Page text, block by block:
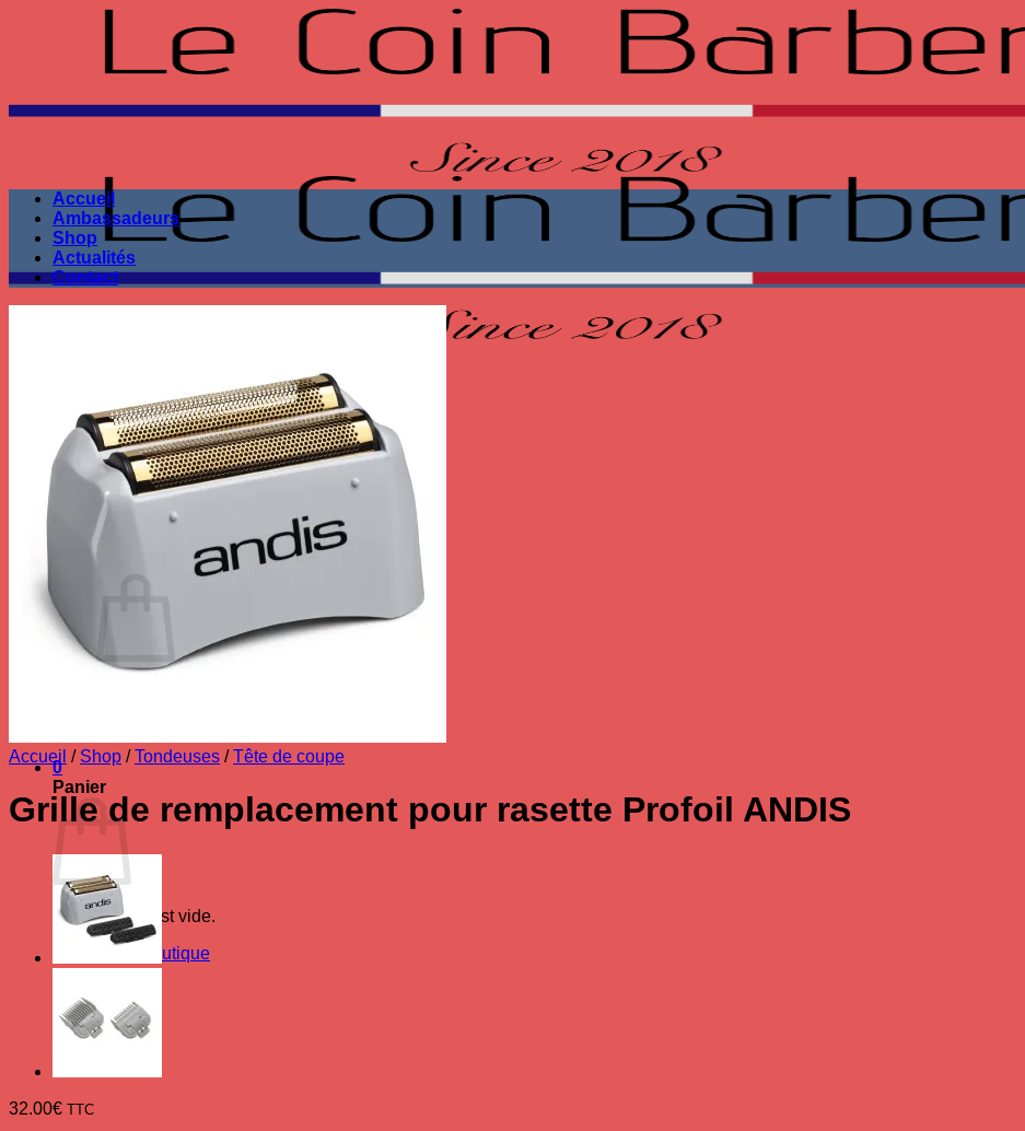
Recherche
pour :
Se connecter
Panier /
0
Panier
Votre panier est vide.
Retour à la boutique
Accueil
Ambassadeurs
Shop
Actualités
Contact
Accueil / Shop / Tondeuses / Tête de coupe
Grille de remplacement pour rasette Profoil ANDIS
32.00€ TTC